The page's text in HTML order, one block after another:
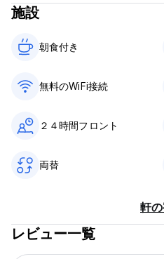
到着時に現金、クレジットカード
税金は含まれていません
門限はありません。
滞在期間は最長14日間です。
この施設ではクレジット カード
施設
朝食付き‎
無料のWiFi接続
２４時間フロント
両替
軒
レビュー一覧